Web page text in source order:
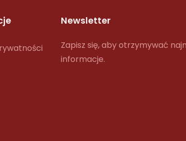
Newsletter
Zapisz się, aby otrzymywać
informacje.